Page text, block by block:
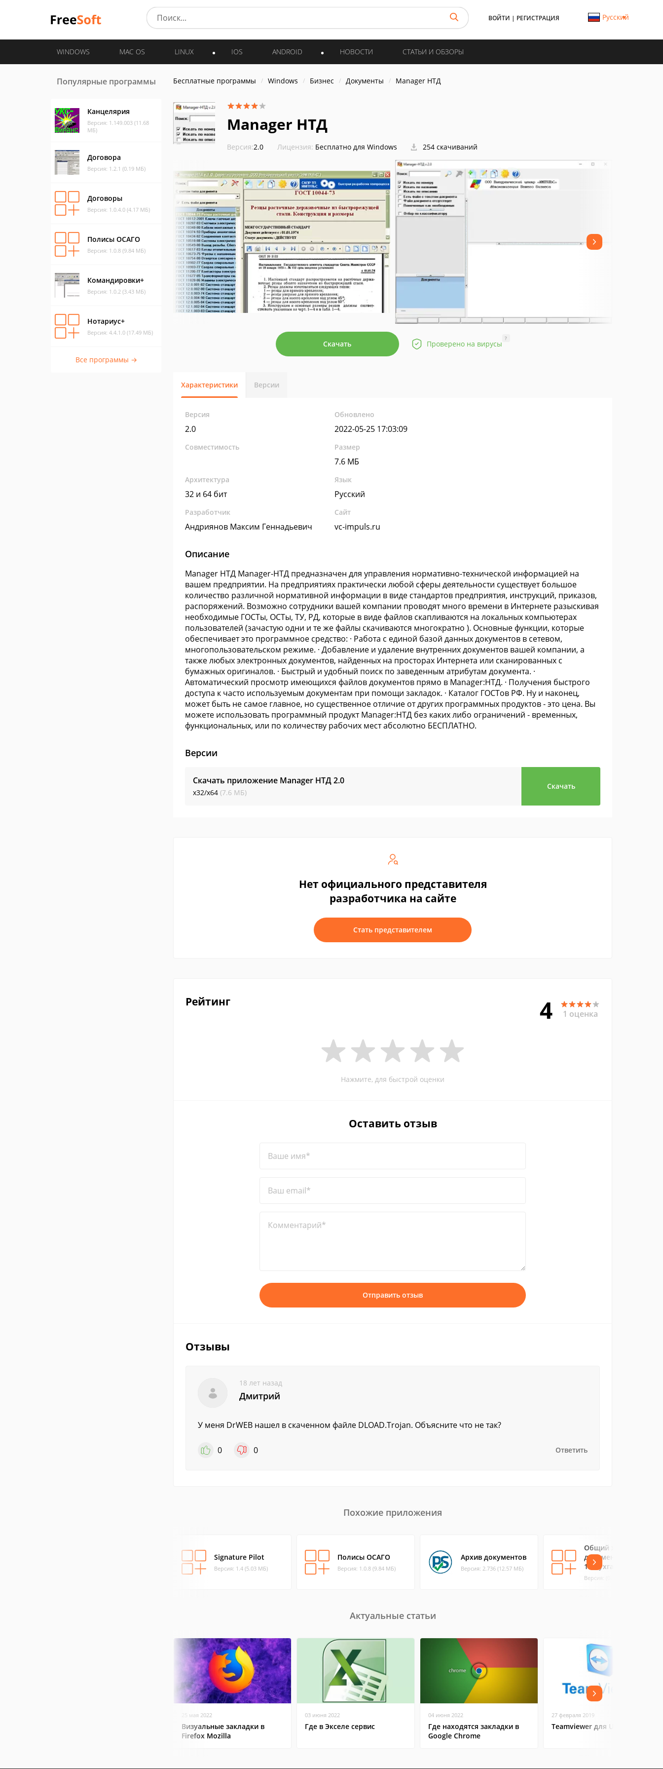
ВОЙТИ | РЕГИСТРАЦИЯ Русский
WINDOWS MAC OS LINUX IOS ANDROID НОВОСТИ СТАТЬИ И ОБЗОРЫ
Популярные программы
Канцелярия
Версия: 1.149.003 (11.68
МБ)
Договора
Версия: 1.2.1 (0.19 МБ)
Договоры
Версия: 1.0.4.0 (4.17 МБ)
Полисы ОСАГО
Версия: 1.0.8 (9.84 МБ)
Командировки+
Версия: 1.0.2 (3.43 МБ)
Нотариус+
Версия: 4.4.1.0 (17.49 МБ)
Все программы →
Бесплатные программы Windows Бизнес Документы Manager НТД
Manager НТД
Версия:2.0 Лицензия: Бесплатно для Windows 254 скачиваний
Скачать Проверено на вирусы
?
Характеристики Версии
Версия
2.0
Обновлено
2022-05-25 17:03:09
Совместимость Размер
7.6 МБ
Архитектура
32 и 64 бит
Язык
Русский
Разработчик
Андриянов Максим Геннадьевич
Сайт
vc-impuls.ru
Описание
Manager НТД Manager-НТД предназначен для управления нормативно-технической информацией на
вашем предприятии. На предприятиях практически любой сферы деятельности существует большое
количество различной нормативной информации в виде стандартов предприятия, инструкций, приказов,
распоряжений. Возможно сотрудники вашей компании проводят много времени в Интернете разыскивая
необходимые ГОСТы, ОСТы, ТУ, РД, которые в виде файлов скапливаются на локальных компьютерах
пользователей (зачастую одни и те же файлы скачиваются многократно ). Основные функции, которые
обеспечивает это программное средство: · Работа с единой базой данных документов в сетевом,
многопользовательском режиме. · Добавление и удаление внутренних документов вашей компании, а
также любых электронных документов, найденных на просторах Интернета или сканированных с
бумажных оригиналов. · Быстрый и удобный поиск по заведенным атрибутам документа. ·
Автоматический просмотр имеющихся файлов документов прямо в Manager:НТД. · Получения быстрого
доступа к часто используемым документам при помощи закладок. · Каталог ГОСТов РФ. Ну и наконец,
может быть не самое главное, но существенное отличие от других программных продуктов - это цена. Вы
можете использовать программный продукт Manager:НТД без каких либо ограничений - временных,
функциональных, или по количеству рабочих мест абсолютно БЕСПЛАТНО.
Версии
Скачать приложение Manager НТД2.0
x32/x64 (7.6 МБ)
Скачать
Нет официального представителя
разработчика на сайте
Стать представителем
Рейтинг 4 1 оценка
Нажмите, для быстрой оценки
Оставить отзыв
Ваше имя*
Ваш email*
Комментарий*
Отправить отзыв
Отзывы
18 лет назад
Дмитрий
У меня DrWEB нашел в скаченном файле DLOAD.Trojan. Объясните что не так?
0 0 Ответить
Похожие приложения
Signature Pilot
Версия: 1.4 (5.03 МБ)
Полисы ОСАГО
Версия: 1.0.8 (9.84 МБ)
Архив документов
Версия: 2.736 (12.57 МБ)
Общий журнал
документов для
1С:Бухгалтерии 8
Версия: (0.04 МБ)
Актуальные статьи
25 мая 2022
Визуальные закладки в
Firefox Mozilla
03 июня 2022
Где в Экселе сервис
04 июня 2022
Где находятся закладки в
Google Chrome
27 февраля 2019
Teamviewer для Ubuntu